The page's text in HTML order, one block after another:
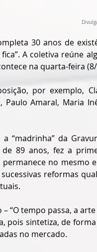
30 anos de
A coletiva reúne
na quarta-feira
por exemplo,
Paulo Amaral, Maria
a “madrinha” da
de 89 anos, fez a
permanece no mesmo
reformas
“O tempo passa, a
pois sintetiza, de
no mercado.